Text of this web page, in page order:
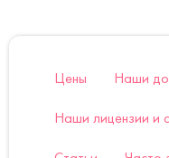
Цены Наши
Наши лицензии и